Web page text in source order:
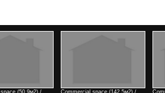
space (182м2) / east 2 rooms / north side of Tengis